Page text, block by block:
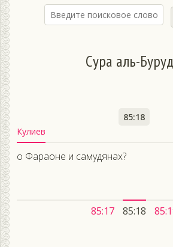
Сура аль-
85:18
Кулиев
о Фараоне и самудянах?
85:17 85:18